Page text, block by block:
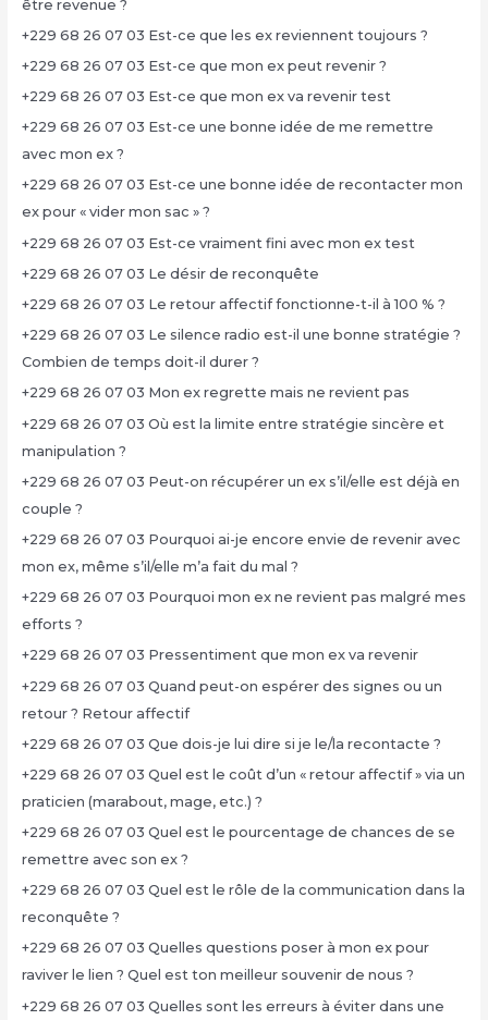
être revenue ?
+229 68 26 07 03 Est-ce que les ex reviennent toujours ?
+229 68 26 07 03 Est-ce que mon ex peut revenir ?
+229 68 26 07 03 Est-ce que mon ex va revenir test
+229 68 26 07 03 Est-ce une bonne idée de me remettre
avec mon ex ?
+229 68 26 07 03 Est-ce une bonne idée de recontacter mon
ex pour « vider mon sac » ?
+229 68 26 07 03 Est-ce vraiment fini avec mon ex test
+229 68 26 07 03 Le désir de reconquête
+229 68 26 07 03 Le retour affectif fonctionne-t-il à 100 % ?
+229 68 26 07 03 Le silence radio est-il une bonne stratégie ?
Combien de temps doit-il durer ?
+229 68 26 07 03 Mon ex regrette mais ne revient pas
+229 68 26 07 03 Où est la limite entre stratégie sincère et
manipulation ?
+229 68 26 07 03 Peut-on récupérer un ex s’il/elle est déjà en
couple ?
+229 68 26 07 03 Pourquoi ai-je encore envie de revenir avec
mon ex, même s’il/elle m’a fait du mal ?
+229 68 26 07 03 Pourquoi mon ex ne revient pas malgré mes
efforts ?
+229 68 26 07 03 Pressentiment que mon ex va revenir
+229 68 26 07 03 Quand peut-on espérer des signes ou un
retour ? Retour affectif
+229 68 26 07 03 Que dois-je lui dire si je le/la recontacte ?
+229 68 26 07 03 Quel est le coût d’un « retour affectif » via un
praticien (marabout, mage, etc.) ?
+229 68 26 07 03 Quel est le pourcentage de chances de se
remettre avec son ex ?
+229 68 26 07 03 Quel est le rôle de la communication dans la
reconquête ?
+229 68 26 07 03 Quelles questions poser à mon ex pour
raviver le lien ? Quel est ton meilleur souvenir de nous ?
+229 68 26 07 03 Quelles sont les erreurs à éviter dans une